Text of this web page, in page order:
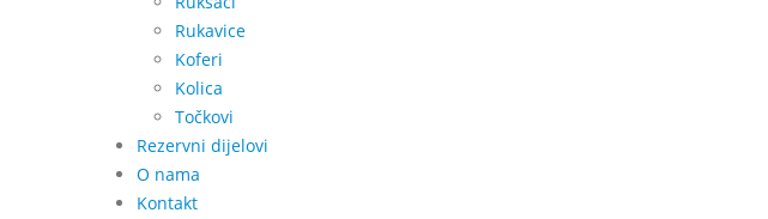
Rukavice
Koferi
Kolica
Točkovi
Rezervni dijelovi
O nama
Kontakt